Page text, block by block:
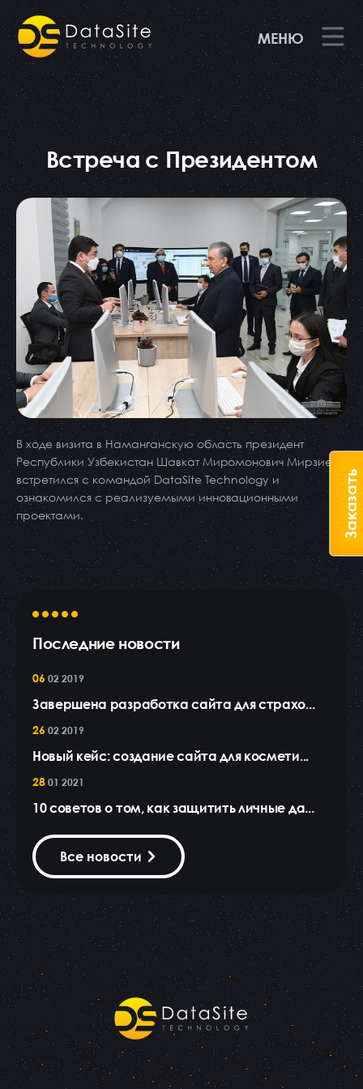
МЕНЮ
Встреча с Президентом
В ходе визита в Наманганскую область президент
Республики Узбекистан Шавкат Миромонович Мирзиеев
встретился с командой DataSite Тechnology и
ознакомился с реализуемыми инновационными
проектами.
Последние новости
06 02 2019
Завершена разработка сайта для страхо...
26 02 2019
Новый кейс: создание сайта для космети...
2801 2021
10 советов о том, как защитить личные да...
Все новости
Заказать